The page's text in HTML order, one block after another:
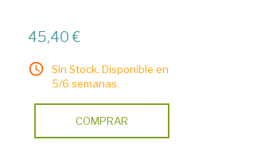
45,40 €
Sin Stock. Disponible en
5/6 semanas.
COMPRAR